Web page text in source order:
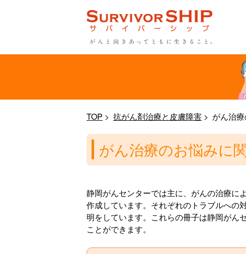
TOP 抗がん剤治療と皮膚障害 がん治
がん治療のお悩みに
静岡がんセンターでは主に、がんの治療に
作成しています。それぞれのトラブルへの
明をしています。これらの冊子は静岡がん
ことができます。